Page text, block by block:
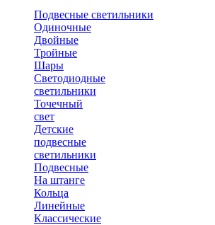
Подвесные светильники
Одиночные
Двойные
Тройные
Шары
Светодиодные
светильники
Точечный
свет
Детские
подвесные
светильники
Подвесные
На штанге
Кольца
Линейные
Классические